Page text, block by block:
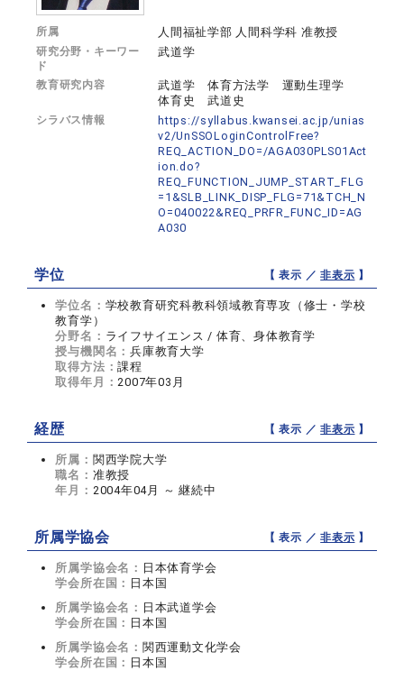
所属 人間福祉学部 人間科学科 准教授
研究分野・キーワー
ド
武道学
教育研究内容
武道学 体育方法学 運動生理学
体育史 武道史
シラバス情報
https://syllabus.kwansei.ac.jp/unias
v2/UnSSOLoginControlFree?
REQ_ACTION_DO=/AGA030PLS01Act
ion.do?
REQ_FUNCTION_JUMP_START_FLG
=1&SLB_LINK_DISP_FLG=71&TCH_N
O=040022&REQ_PRFR_FUNC_ID=AG
A030
学位 【 表示 ／非表示 】
学位名： 学校教育研究科教科領域教育専攻（修士・学校
教育学）
分野名： ライフサイエンス / 体育、身体教育学
授与機関名：兵庫教育大学
取得方法：課程
取得年月：2007年03月
経歴 【 表示 ／非表示 】
所属： 関西学院大学
職名： 准教授
年月： 2004年04月 ～ 継続中
所属学協会 【 表示 ／非表示 】
所属学協会名： 日本体育学会
学会所在国： 日本国
所属学協会名： 日本武道学会
学会所在国： 日本国
所属学協会名： 関西運動文化学会
学会所在国： 日本国